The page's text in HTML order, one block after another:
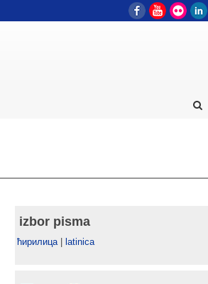
FacebookYouTube
Flickr
izbor pisma
ћирилица| latinica